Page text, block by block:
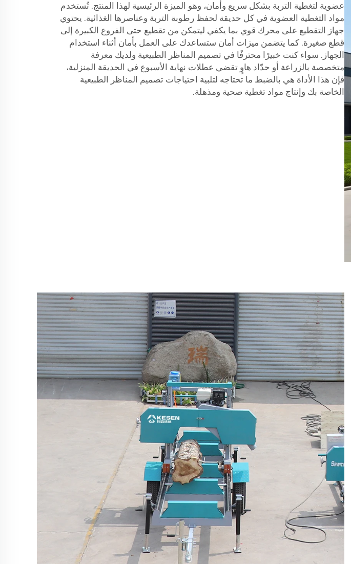
عضوية لتغطية التربة بشكل سريع وأمان، وهو الميزة الرئيسية لهذا المنتج. تُستخدم
مواد التغطية العضوية في كل حديقة لحفظ رطوبة التربة وعناصرها الغذائية. يحتوي
جهاز التقطيع على محرك قوي بما يكفي ليتمكن من تقطيع حتى الفروع الكبيرة إلى
قطع صغيرة. كما يتضمن ميزات أمان ستساعدك على العمل بأمان أثناء استخدام
الجهاز. سواء كنت خبيرًا محترفًا في تصميم المناظر الطبيعية ولديك معرفة
متخصصة بالزراعة أو حدّاد هاوٍ تقضي عطلات نهاية الأسبوع في الحديقة المنزلية،
فإن هذا الأداة هي بالضبط ما تحتاجه لتلبية احتياجات تصميم المناظر الطبيعية
الخاصة بك وإنتاج مواد تغطية صحية ومذهلة.